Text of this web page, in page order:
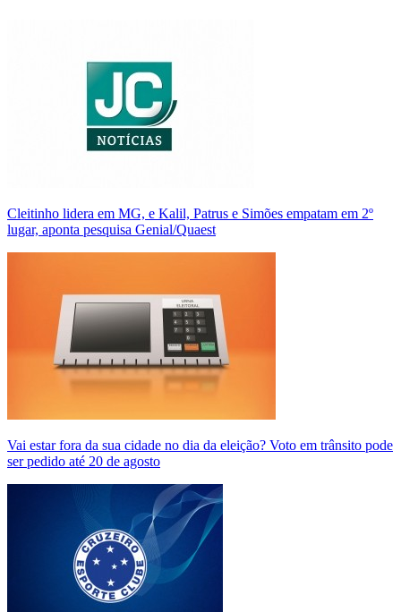
Cleitinho lidera em MG, e Kalil, Patrus e Simões empatam em 2º
lugar, aponta pesquisa Genial/Quaest
Vai estar fora da sua cidade no dia da eleição? Voto em trânsito pode
ser pedido até 20 de agosto